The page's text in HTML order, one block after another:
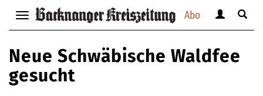
Abo
Navigation
anzeigen
verbergen
anzeigen
verbergen
Suche
Neue Schwäbische Waldfee
gesucht